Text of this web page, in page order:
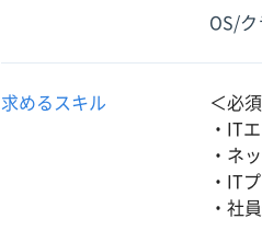
OS/ク
求めるスキル
＜必
・IT
・ネ
・IT
・社